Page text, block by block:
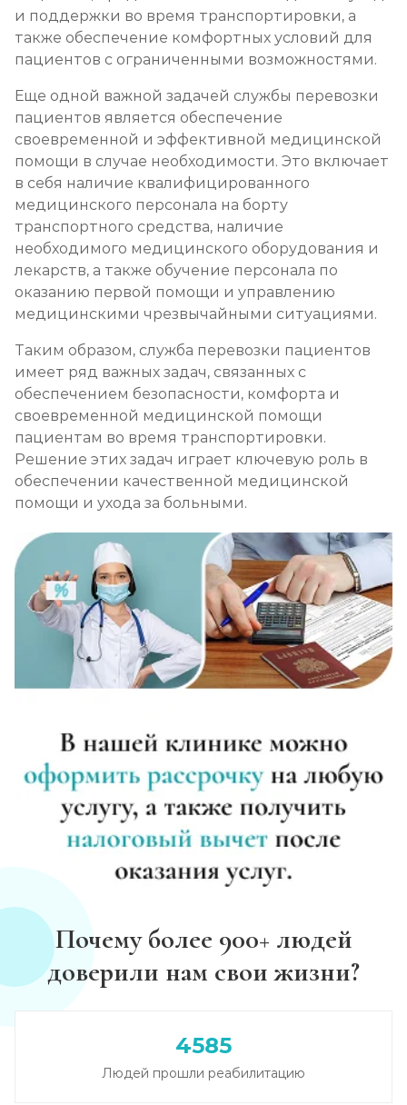
и поддержки во время транспортировки, а
также обеспечение комфортных условий для
пациентов с ограниченными возможностями.
Еще одной важной задачей службы перевозки
пациентов является обеспечение
своевременной и эффективной медицинской
помощи в случае необходимости. Это включает
в себя наличие квалифицированного
медицинского персонала на борту
транспортного средства, наличие
необходимого медицинского оборудования и
лекарств, а также обучение персонала по
оказанию первой помощи и управлению
медицинскими чрезвычайными ситуациями.
Таким образом, служба перевозки пациентов
имеет ряд важных задач, связанных с
обеспечением безопасности, комфорта и
своевременной медицинской помощи
пациентам во время транспортировки.
Решение этих задач играет ключевую роль в
обеспечении качественной медицинской
помощи и ухода за больными.
Почему более 900+ людей
доверили нам свои жизни?
4585
Людей прошли реабилитацию